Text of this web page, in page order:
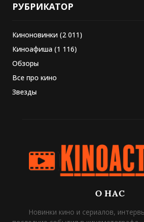
РУБРИКАТОР
Киноновинки (2 011)
Киноафиша (1 116)
Обзоры
Все про кино
Звезды
О НАС
Новинки кино и сериалов,